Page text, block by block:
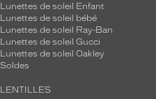
Lunettes de soleil Enfant
Lunettes de soleil bébé
Lunettes de soleil Ray-Ban
Lunettes de soleil Gucci
Lunettes de soleil Oakley
Soldes
LENTILLES